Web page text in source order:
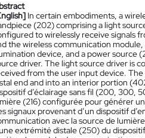
In certain embodiments, a
(202) comprising a light
to wirelessly receive signals
the wireless communication
device, and a power source
driver. The light source driver is
from the user input device.
end and into an interior portion
d’éclairage sans fil (200, 300,
(216) configurée pour générer
signaux provenant d’un dispositif
avec la source de
extrémité distale (250) du